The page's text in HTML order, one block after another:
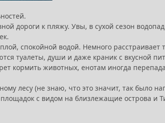
дороги к пляжу. Увы, в сухой сезон
спокойной водой. Немного расстраивает
туалеты, души и даже краник с вкусной
кормить животных, енотам иногда
лесу (не знаю, что это значит, так было
с видом на близлежащие острова и